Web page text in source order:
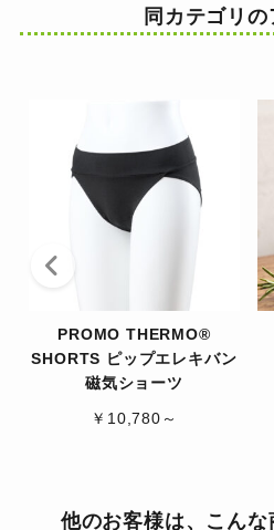
同カテゴリ
PROMO THERMO®
SHORTS ピップエレキバン
磁気ショーツ
￥10,780～
他のお客様は、こん